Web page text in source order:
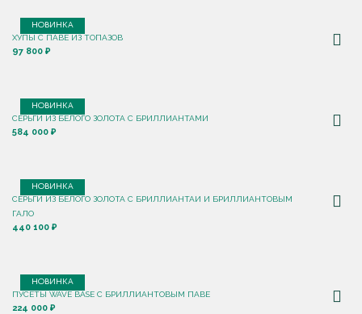
НОВИНКА
ХУПЫ С ПАВЕ ИЗ ТОПАЗОВ
97 800 ₽
НОВИНКА
СЕРЬГИ ИЗ БЕЛОГО ЗОЛОТА С БРИЛЛИАНТАМИ
584 000 ₽
НОВИНКА
СЕРЬГИ ИЗ БЕЛОГО ЗОЛОТА С БРИЛЛИАНТАИ И БРИЛЛИАНТОВЫМ
ГАЛО
440 100 ₽
НОВИНКА
ПУСЕТЫ WAVE BASE С БРИЛЛИАНТОВЫМ ПАВЕ
224 000 ₽